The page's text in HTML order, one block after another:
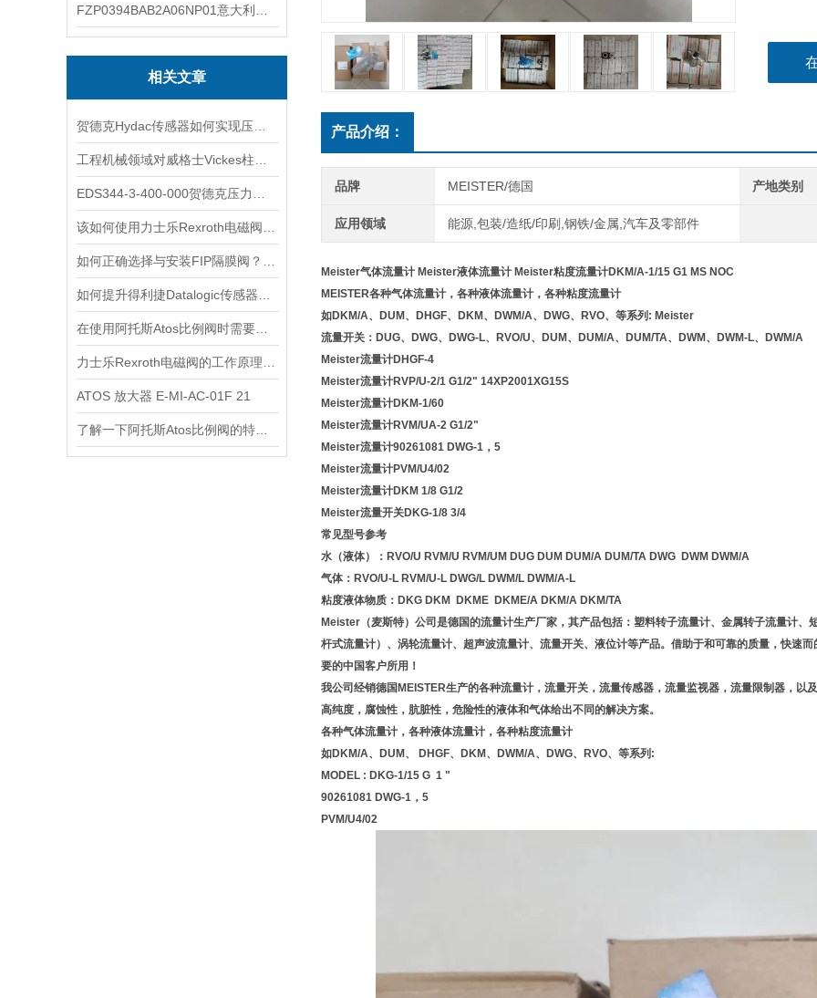
相关文章
ATOS 放大器 E-MI-AC-01F 21
产品介绍：
品牌 MEISTER/德国 产地类别
应用领域 能源,包装/造纸/印刷,钢铁/金属,汽车及零部件
Meister气体流量计 Meister液体流量计 Meister粘度流量计DKM/A-1/15 G1 MS NOC
MEISTER各种气体流量计，各种液体流量计，各种粘度流量计
如DKM/A、DUM、DHGF、DKM、DWM/A、DWG、RVO、等系列: Meister
流量开关：DUG、DWG、DWG-L、RVO/U、DUM、DUM/A、DUM/TA、DWM、DWM-L、DWM/A
Meister流量计DHGF-4
Meister流量计RVP/U-2/1 G1/2" 14XP2001XG15S
Meister流量计DKM-1/60
Meister流量计RVM/UA-2 G1/2"
Meister流量计90261081 DWG-1，5
Meister流量计PVM/U4/02
Meister流量计DKM 1/8 G1/2
Meister流量开关DKG-1/8 3/4
常见型号参考
水（液体）：RVO/U RVM/U RVM/UM DUG DUM DUM/A DUM/TA DWG DWM DWM/A
气体：RVO/U-L RVM/U-L DWG/L DWM/L DWM/A-L
粘度液体物质：DKG DKM DKME DKME/A DKM/A DKM/TA
Meister（麦斯特）公司是德国的流量计生产厂家，其产品包括：塑料转子流量计、金属转子流量计
杆式流量计）、涡轮流量计、超声波流量计、流量开关、液位计等产品。借助于和可靠的质量，快速
要的中国客户所用！
我公司经销德国MEISTER生产的各种流量计，流量开关，流量传感器，流量监视器，流量限制器，
高纯度，腐蚀性，肮脏性，危险性的液体和气体给出不同的解决方案。
各种气体流量计，各种液体流量计，各种粘度流量计
如DKM/A、DUM、 DHGF、DKM、DWM/A、DWG、RVO、等系列:
MODEL : DKG-1/15 G 1 "
90261081 DWG-1，5
PVM/U4/02